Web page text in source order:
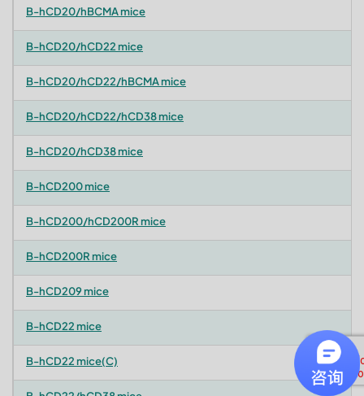
B-hCD20/hBCMA mice
B-hCD20/hCD22 mice
B-hCD20/hCD22/hBCMA mice
B-hCD20/hCD22/hCD38 mice
B-hCD20/hCD38 mice
B-hCD200 mice
B-hCD200/hCD200R mice
B-hCD200R mice
B-hCD209 mice
B-hCD22 mice
B-hCD22 mice(C)